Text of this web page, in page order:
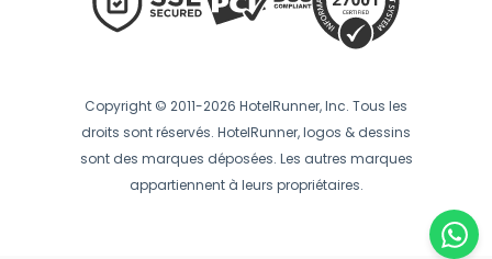
Copyright © 2011-2026 HotelRunner, Inc. Tous les
droits sont réservés. HotelRunner, logos & dessins
sont des marques déposées. Les autres marques
appartiennent à leurs propriétaires.